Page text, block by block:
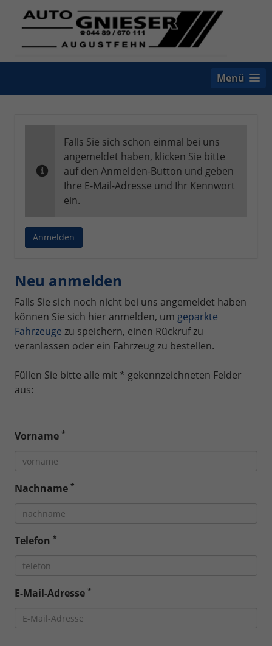
Menü
Falls Sie sich schon einmal bei uns
angemeldet haben, klicken Sie bitte
auf den Anmelden-Button und geben
Ihre E-Mail-Adresse und Ihr Kennwort
ein.
Anmelden
Neu anmelden
Falls Sie sich noch nicht bei uns angemeldet haben
können Sie sich hier anmelden, um geparkte
Fahrzeuge zu speichern, einen Rückruf zu
veranlassen oder ein Fahrzeug zu bestellen.
Füllen Sie bitte alle mit * gekennzeichneten Felder
aus:
Vorname *
Nachname *
Telefon *
E-Mail-Adresse *